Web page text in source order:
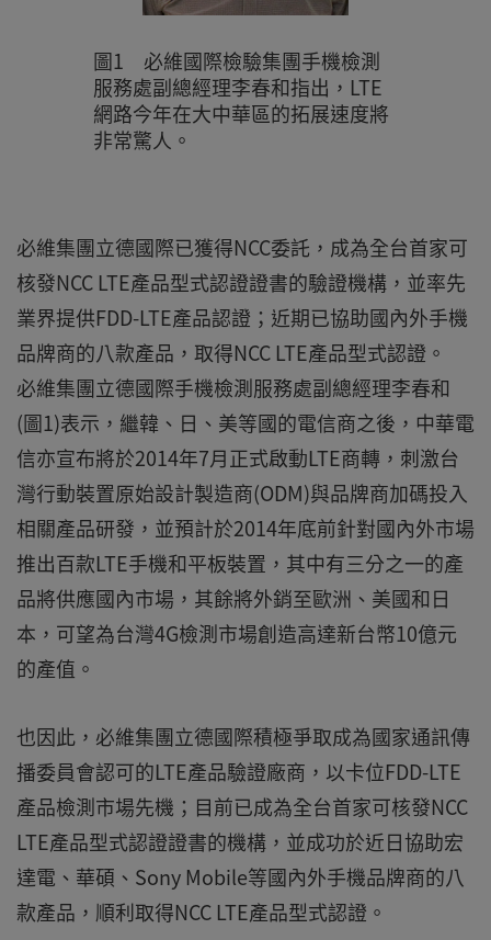
圖1 必維國際檢驗集團手機檢測
服務處副總經理李春和指出，LTE
網路今年在大中華區的拓展速度將
非常驚人。
必維集團立德國際已獲得NCC委託，成為全台首家可
核發NCC LTE產品型式認證證書的驗證機構，並率先
業界提供FDD-LTE產品認證；近期已協助國內外手機
品牌商的八款產品，取得NCC LTE產品型式認證。
必維集團立德國際手機檢測服務處副總經理李春和
(圖1)表示，繼韓、日、美等國的電信商之後，中華電
信亦宣布將於2014年7月正式啟動LTE商轉，刺激台
灣行動裝置原始設計製造商(ODM)與品牌商加碼投入
相關產品研發，並預計於2014年底前針對國內外市場
推出百款LTE手機和平板裝置，其中有三分之一的產
品將供應國內市場，其餘將外銷至歐洲、美國和日
本，可望為台灣4G檢測市場創造高達新台幣10億元
的產值。
也因此，必維集團立德國際積極爭取成為國家通訊傳
播委員會認可的LTE產品驗證廠商，以卡位FDD-LTE
產品檢測市場先機；目前已成為全台首家可核發NCC
LTE產品型式認證證書的機構，並成功於近日協助宏
達電、華碩、Sony Mobile等國內外手機品牌商的八
款產品，順利取得NCC LTE產品型式認證。